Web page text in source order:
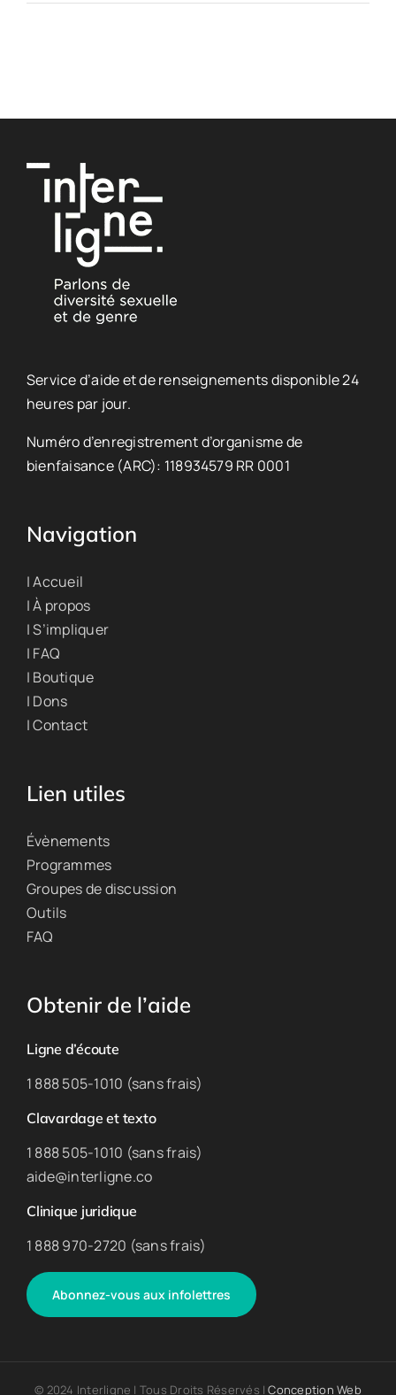
Service d’aide et de renseignements disponible 24
heures par jour.
Numéro d’enregistrement d’organisme de
bienfaisance (ARC): 118934579 RR 0001
Navigation
| Accueil
| À propos
| S’impliquer
| FAQ
| Boutique
| Dons
| Contact
Lien utiles
Évènements
Programmes
Groupes de discussion
Outils
FAQ
Obtenir de l’aide
Ligne d’écoute
1 888 505-1010 (sans frais)
Clavardage et texto
1 888 505-1010 (sans frais)
aide@interligne.co
Clinique juridique
1 888 970-2720 (sans frais)
Abonnez-vous aux infolettres
© 2024 Interligne | Tous Droits Réservés |Conception Web